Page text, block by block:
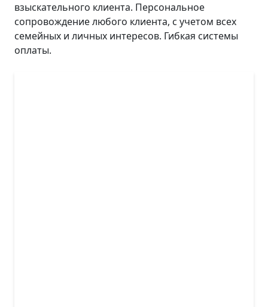
взыскательного клиента. Персональное
сопровождение любого клиента, с учетом всех
семейных и личных интересов. Гибкая системы
оплаты.